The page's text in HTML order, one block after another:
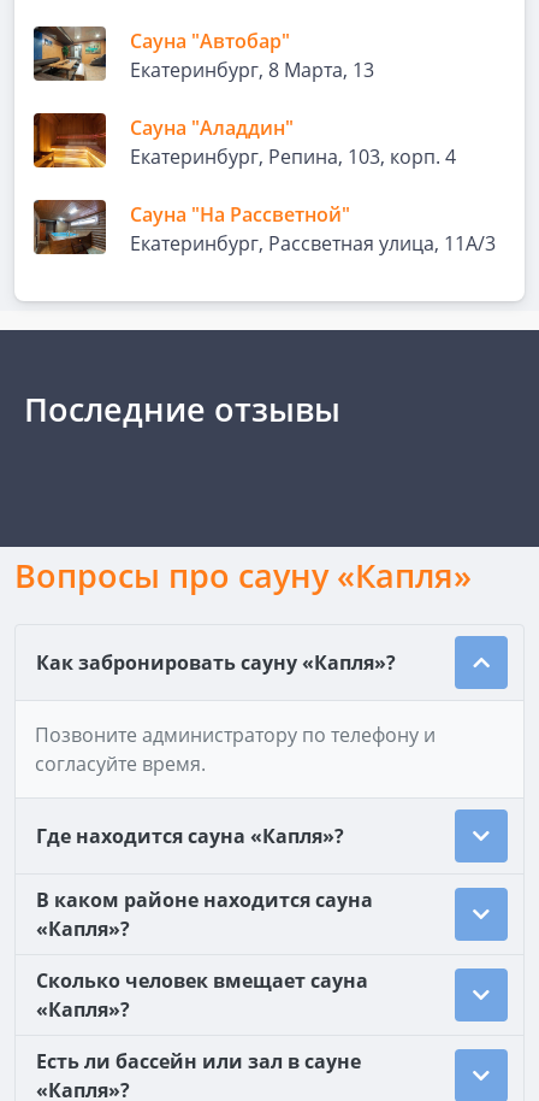
Сауна "Автобар"
Екатеринбург, 8 Марта, 13
Сауна "Аладдин"
Екатеринбург, Репина, 103, корп. 4
Сауна "На Рассветной"
Екатеринбург, Рассветная улица, 11А/3
Последние отзывы
Вопросы про сауну «Капля»
Как забронировать сауну «Капля»?
Позвоните администратору по телефону и
согласуйте время.
Где находится сауна «Капля»?
В каком районе находится сауна
«Капля»?
Сколько человек вмещает сауна
«Капля»?
Есть ли бассейн или зал в сауне
«Капля»?